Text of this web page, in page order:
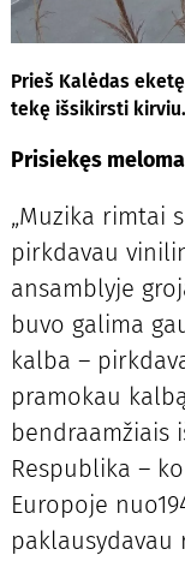
Prieš Kalėdas
tekę išsikirsti kirviu.
Prisiekęs
„Muzika rimtai
pirkdavau
ansamblyje
buvo galima
kalba –
pramokau
bendraamžiais
Respublika –
Europoje
paklausydavau